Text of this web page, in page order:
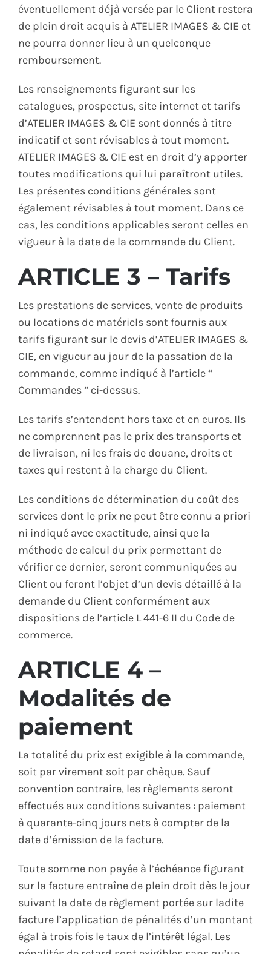
éventuellement déjà versée par le Client restera
de plein droit acquis à ATELIER IMAGES & CIE et
ne pourra donner lieu à un quelconque
remboursement.
Les renseignements figurant sur les
catalogues, prospectus, site internet et tarifs
d’ATELIER IMAGES & CIE sont donnés à titre
indicatif et sont révisables à tout moment.
ATELIER IMAGES & CIE est en droit d’y apporter
toutes modifications qui lui paraîtront utiles.
Les présentes conditions générales sont
également révisables à tout moment. Dans ce
cas, les conditions applicables seront celles en
vigueur à la date de la commande du Client.
ARTICLE 3 – Tarifs
Les prestations de services, vente de produits
ou locations de matériels sont fournis aux
tarifs figurant sur le devis d’ATELIER IMAGES &
CIE, en vigueur au jour de la passation de la
commande, comme indiqué à l’article “
Commandes ” ci-dessus.
Les tarifs s’entendent hors taxe et en euros. Ils
ne comprennent pas le prix des transports et
de livraison, ni les frais de douane, droits et
taxes qui restent à la charge du Client.
Les conditions de détermination du coût des
services dont le prix ne peut être connu a priori
ni indiqué avec exactitude, ainsi que la
méthode de calcul du prix permettant de
vérifier ce dernier, seront communiquées au
Client ou feront l’objet d’un devis détaillé à la
demande du Client conformément aux
dispositions de l’article L 441-6 II du Code de
commerce.
ARTICLE 4 –
Modalités de
paiement
La totalité du prix est exigible à la commande,
soit par virement soit par chèque. Sauf
convention contraire, les règlements seront
effectués aux conditions suivantes : paiement
à quarante-cinq jours nets à compter de la
date d’émission de la facture.
Toute somme non payée à l’échéance figurant
sur la facture entraîne de plein droit dès le jour
suivant la date de règlement portée sur ladite
facture l’application de pénalités d’un montant
égal à trois fois le taux de l’intérêt légal. Les